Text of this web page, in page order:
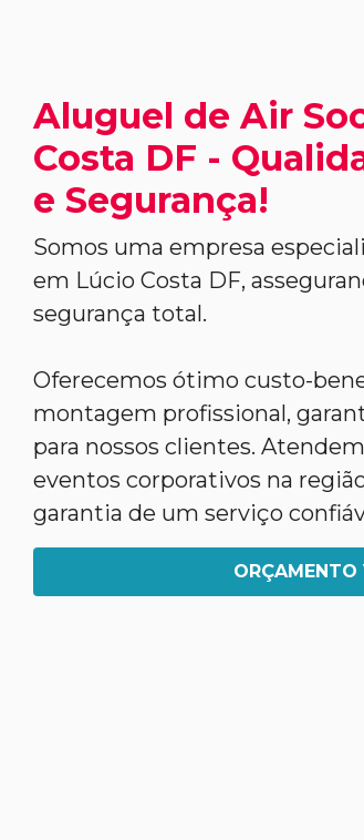
Aluguel de Air
Costa DF -
e Segurança!
Somos uma empresa
em Lúcio Costa DF,
segurança total.
Oferecemos ótimo custo-
montagem profissional,
para nossos clientes.
eventos corporativos na
garantia de um serviço